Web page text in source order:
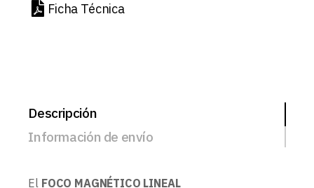
Ficha Técnica
Descripción
Información de envío
El FOCO MAGNÉTICO LINEAL